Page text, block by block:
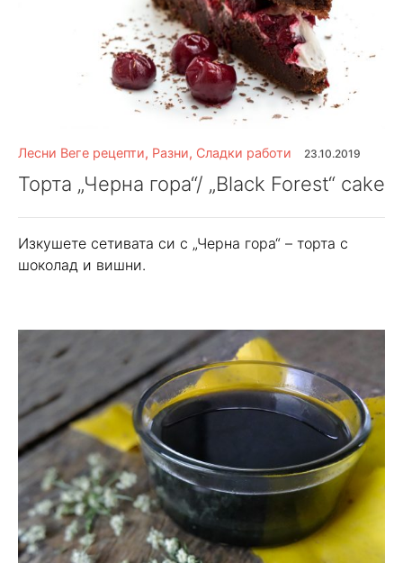
Лесни Веге рецепти, Разни, Сладки работи 23.10.2019
Торта „Черна гора“/ „Black Forest“ cake
Изкушете сетивата си с „Черна гора“ – торта с
шоколад и вишни.